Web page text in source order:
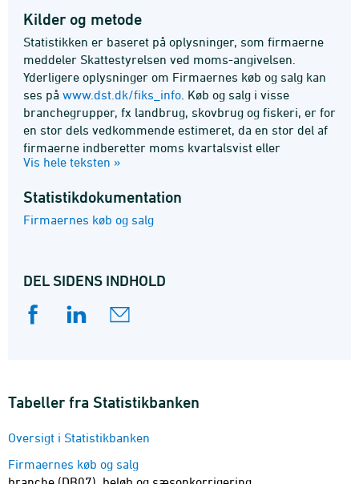
Kilder og metode
Statistikken er baseret på oplysninger, som firmaerne
meddeler Skattestyrelsen ved moms-angivelsen.
Yderligere oplysninger om Firmaernes køb og salg kan
ses på www.dst.dk/fiks_info . Køb og salg i visse
branchegrupper, fx landbrug, skovbrug og fiskeri, er for
en stor dels vedkommende estimeret, da en stor del af
firmaerne indberetter moms kvartalsvist eller
halvårligt. Revisioner i disse branchegrupper er derfor
er opgjort i løbende priser uden moms, men inklusive
punktafgifter. Der er anvendt indirekte
oplysningerne om ikke-momspligtigt salg, herunder
eksport, er behæftet med en vis usikkerhed. Det
samme gælder dermed også firmaernes salg i alt. Se
branchenomenklaturen Dansk Branchekode 2007
(DB07) efter firmaets hovedbranche.
Vis hele teksten »
Statistik­dokumentation
Firmaernes køb og salg
DEL SIDENS INDHOLD
Tabeller fra Statistikbanken
Oversigt i Statistikbanken
Firmaernes køb og salg